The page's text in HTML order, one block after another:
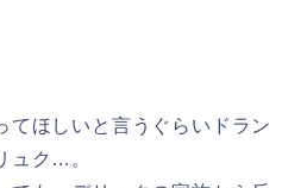
てほしいと言うぐらいドラン
ュク…。